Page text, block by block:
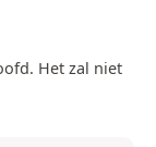
Het zal niet